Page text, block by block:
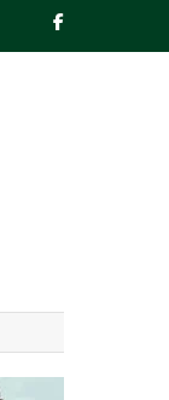
to